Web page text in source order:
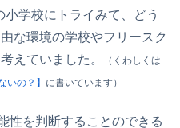
学校にトライみて、どう
な環境の学校やフリースク
えていました。
（くわしくは
いの？】 に書いています）
性を判断することのできる